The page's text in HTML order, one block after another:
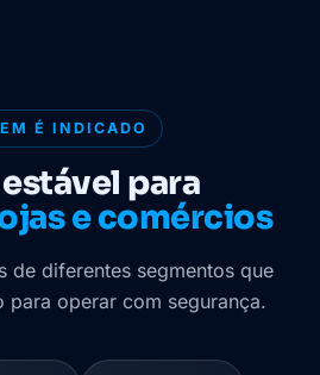
É INDICADO
para
e comércios
de diferentes segmentos que
para operar com segurança.